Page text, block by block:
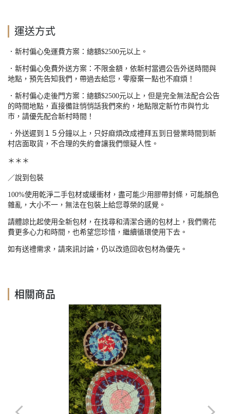
運送方式
．新村偏心免運費方案：總額$2500元以上。
．新村偏心免費外送方案：不限金額，依新村當週公告外送時間與
地點，預先告知我們，帶過去給您，零廢棄一點也不麻煩！
．新村偏心走後門方案：總額$2500元以上，但是完全無法配合公告
的時間地點，直接備註悄悄話我們來約，地點限定新竹市與竹北
市，請優先配合新村時間！
．外送遲到１５分鐘以上，只好麻煩改成禮拜五到日營業時間到新
村店面取貨，不合理的失約會讓我們懷疑人性。
＊＊＊
／說到包裝
100%使用乾淨二手包材或緩衝材，盡可能少用膠帶封條，可能顏色
雜亂，大小不一，無法在包裝上給您尊榮的感覺。
請體諒比起使用全新包材，在找尋和清潔合適的包材上，我們需花
費更多心力和時間，也希望您珍惜，繼續循環使用下去。
如有送禮需求，請來訊討論，仍以改造回收包材為優先。
相關商品